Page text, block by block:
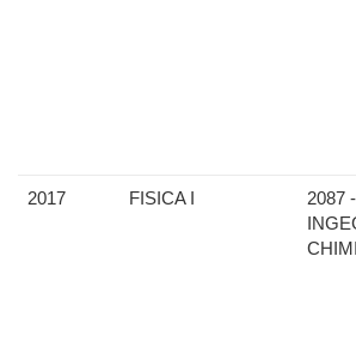
2017 FISICA I
2087 -